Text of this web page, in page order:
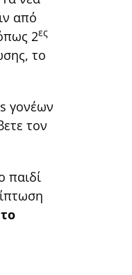
από
2ες
το
γονέων
τον
παιδί
το